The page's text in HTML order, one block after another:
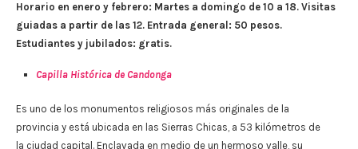
Horario en enero y febrero: Martes a domingo de 10 a 18. Visitas
guiadas a partir de las 12. Entrada general: 50 pesos.
Estudiantes y jubilados: gratis.
Capilla Histórica de Candonga
Es uno de los monumentos religiosos más originales de la
provincia y está ubicada en las Sierras Chicas, a 53 kilómetros de
la ciudad capital. Enclavada en medio de un hermoso valle, su